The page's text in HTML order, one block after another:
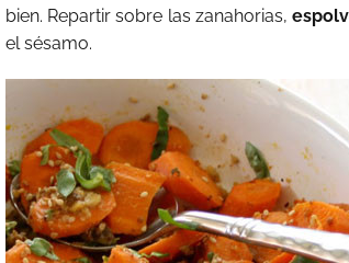
bien. Repartir sobre las zanahorias,
el sésamo.